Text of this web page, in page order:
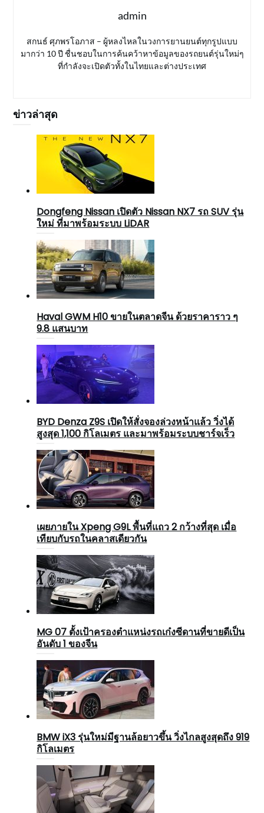
admin
สกนธ์ ศุภพรโอภาส – ผู้หลงไหลในวงการยานยนต์ทุกรูปแบบ
มากว่า 10 ปี ชื่นชอบในการค้นคว้าหาข้อมูลของรถยนต์รุ่นใหม่ๆ
ที่กำลังจะเปิดตัวทั้งในไทยและต่างประเทศ
ข่าวล่าสุด
Dongfeng Nissan เปิดตัว Nissan NX7 รถ SUV รุ่น
ใหม่ ที่มาพร้อมระบบ LiDAR
Haval GWM H10 ขายในตลาดจีน ด้วยราคาราว ๆ
9.8 แสนบาท
BYD Denza Z9S เปิดให้สั่งจองล่วงหน้าแล้ว วิ่งได้
สูงสุด 1,100 กิโลเมตร และมาพร้อมระบบชาร์จเร็ว
เผยภายใน Xpeng G9L พื้นที่แถว 2 กว้างที่สุด เมื่อ
เทียบกับรถในคลาสเดียวกัน
MG 07 ตั้งเป้าครองตำแหน่งรถเก๋งซีดานที่ขายดีเป็น
อันดับ 1 ของจีน
BMW iX3 รุ่นใหม่มีฐานล้อยาวขึ้น วิ่งไกลสูงสุดถึง 919
กิโลเมตร